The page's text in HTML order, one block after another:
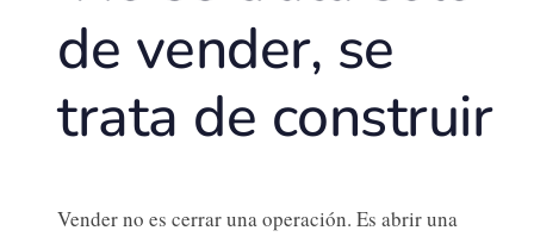
de vender, se
trata de construir
Vender no es cerrar una operación. Es abrir una